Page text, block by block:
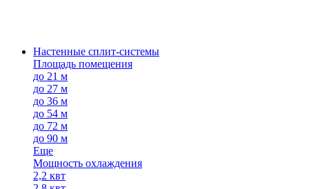
Настенные сплит-системы
Площадь помещения
до 21 м
до 27 м
до 36 м
до 54 м
до 72 м
до 90 м
Еще
Мощность охлаждения
2,2 квт